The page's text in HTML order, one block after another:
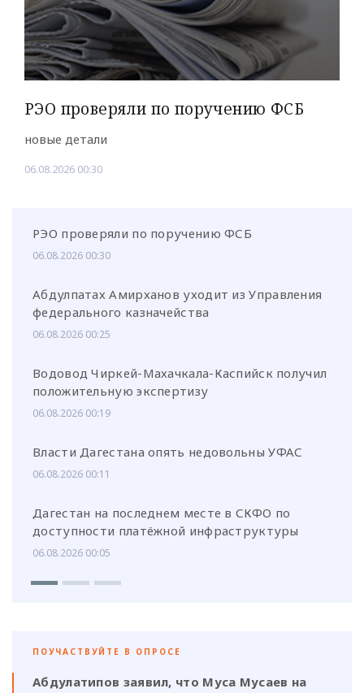
РЭО проверяли по поручению ФСБ
новые детали
06.08.2026 00:30
РЭО проверяли по поручению ФСБ
06.08.2026 00:30
Абдулпатах Амирханов уходит из Управления
федерального казначейства
06.08.2026 00:25
Водовод Чиркей-Махачкала-Каспийск получил
положительную экспертизу
06.08.2026 00:19
Власти Дагестана опять недовольны УФАС
06.08.2026 00:11
Дагестан на последнем месте в СКФО по
доступности платёжной инфраструктуры
06.08.2026 00:05
ПОУЧАСТВУЙТЕ В ОПРОСЕ
Абдулатипов заявил, что Муса Мусаев на